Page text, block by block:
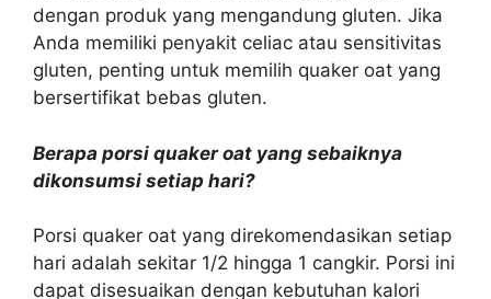
dengan produk yang mengandung gluten. Jika
Anda memiliki penyakit celiac atau sensitivitas
gluten, penting untuk memilih quaker oat yang
bersertifikat bebas gluten.
Berapa porsi quaker oat yang sebaiknya
dikonsumsi setiap hari?
Porsi quaker oat yang direkomendasikan setiap
hari adalah sekitar 1/2 hingga 1 cangkir. Porsi ini
dapat disesuaikan dengan kebutuhan kalori